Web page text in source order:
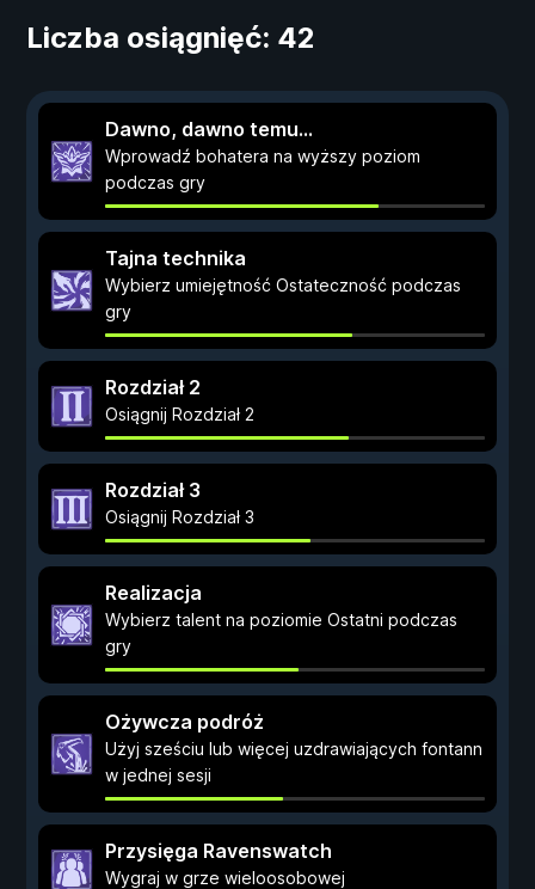
Liczba osiągnięć: 42
Dawno, dawno temu...
Wprowadź bohatera na wyższy poziom
podczas gry
Tajna technika
Wybierz umiejętność Ostateczność podczas
gry
Rozdział 2
Osiągnij Rozdział 2
Rozdział 3
Osiągnij Rozdział 3
Realizacja
Wybierz talent na poziomie Ostatni podczas
gry
Ożywcza podróż
Użyj sześciu lub więcej uzdrawiających fontann
w jednej sesji
Przysięga Ravenswatch
Wygraj w grze wieloosobowej